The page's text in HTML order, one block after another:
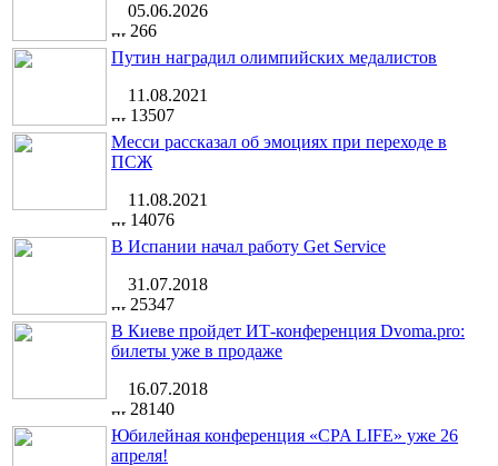
05.06.2026
266
Путин наградил олимпийских медалистов
11.08.2021
13507
Месси рассказал об эмоциях при переходе в
ПСЖ
11.08.2021
14076
В Испании начал работу Get Service
31.07.2018
25347
В Киеве пройдет ИТ-конференция Dvoma.pro:
билеты уже в продаже
16.07.2018
28140
Юбилейная конференция «CPA LIFE» уже 26
апреля!